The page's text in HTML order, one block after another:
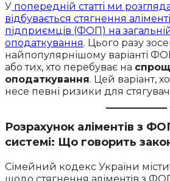
У попередній статті ми
відбувається стягнення
підприємців (ФОП) на
оподаткування. Цього разу
найпопулярнішому варіанті
або тих, хто перебуває на
оподаткування. Цей варіант,
несе певні ризики для
Розрахунок аліментів з
системі: Що говорить
Сімейний кодекс України